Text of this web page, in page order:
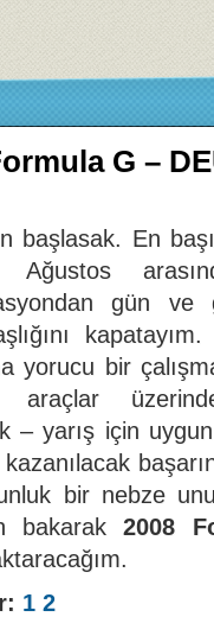
G –
başlasak. En
gün ve
yorucu bir
araçlar
– yarış için
bir nebze
bakarak2008
1 2